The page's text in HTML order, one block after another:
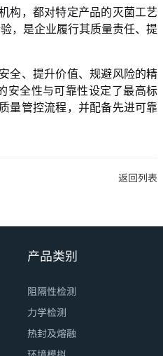
构，都对特定产品的灭菌工艺
，是企业履行其质量责任、提
全、提升价值、规避风险的精
安全性与可靠性设定了最高标
量管控流程，并配备先进可靠
返回列表
产品类别
阻隔性检测
力学检测
热封及熔融